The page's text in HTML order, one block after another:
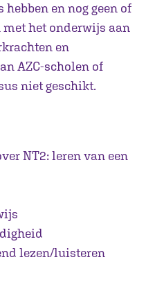
en nog geen of
het onderwijs aan
en
AZC-scholen of
niet geschikt.
NT2: leren van een
lezen/luisteren